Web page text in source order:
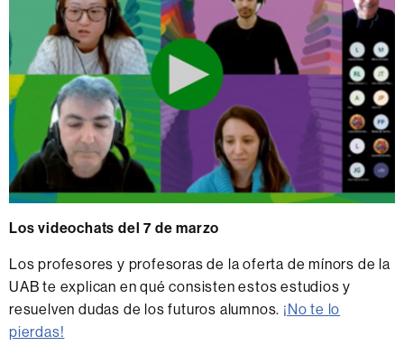
Los videochats del 7 de marzo
Los profesores y profesoras de la oferta de mínors de la
UAB te explican en qué consisten estos estudios y
resuelven dudas de los futuros alumnos. ¡No te lo
pierdas!